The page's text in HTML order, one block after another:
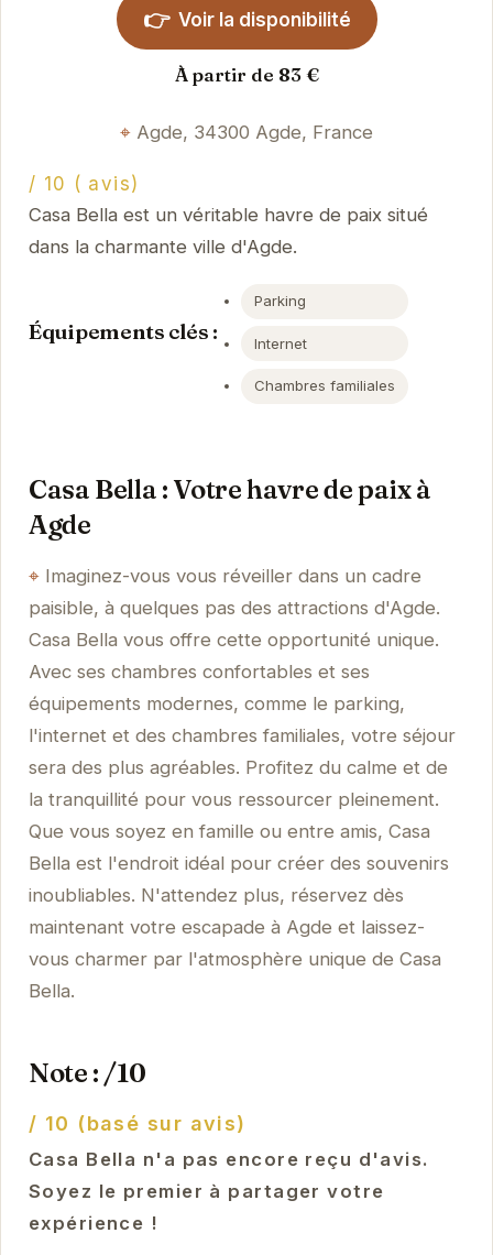
👉 Voir la disponibilité
À partir de 83 €
Agde, 34300 Agde, France
/ 10 ( avis)
Casa Bella est un véritable havre de paix situé
dans la charmante ville d'Agde.
Équipements clés :
Parking
Internet
Chambres familiales
Casa Bella : Votre havre de paix à
Agde
Imaginez-vous vous réveiller dans un cadre
paisible, à quelques pas des attractions d'Agde.
Casa Bella vous offre cette opportunité unique.
Avec ses chambres confortables et ses
équipements modernes, comme le parking,
l'internet et des chambres familiales, votre séjour
sera des plus agréables. Profitez du calme et de
la tranquillité pour vous ressourcer pleinement.
Que vous soyez en famille ou entre amis, Casa
Bella est l'endroit idéal pour créer des souvenirs
inoubliables. N'attendez plus, réservez dès
maintenant votre escapade à Agde et laissez-
vous charmer par l'atmosphère unique de Casa
Bella.
Note : /10
/ 10 (basé sur avis)
Casa Bella n'a pas encore reçu d'avis.
Soyez le premier à partager votre
expérience !